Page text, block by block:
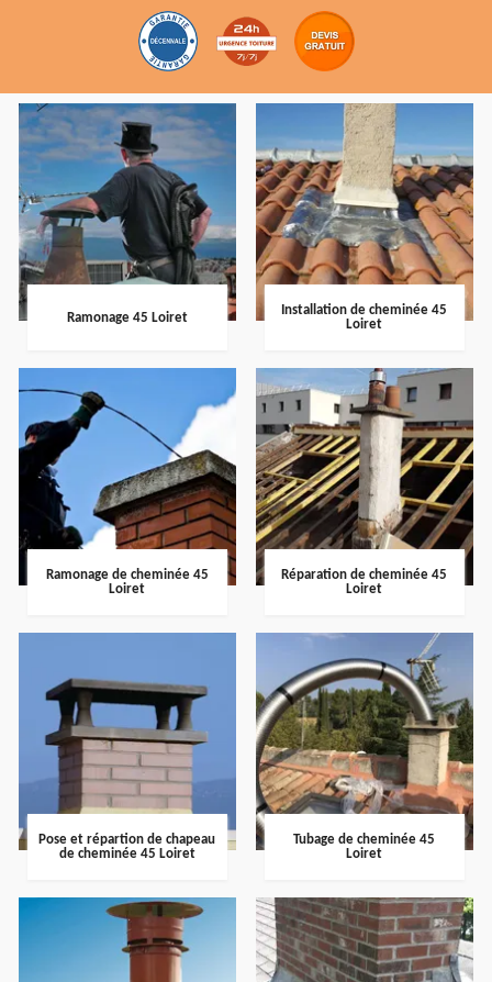
Ramonage 45 Loiret
Installation de cheminée 45
Loiret
Ramonage de cheminée 45
Loiret
Réparation de cheminée 45
Loiret
Pose et répartion de chapeau
de cheminée 45 Loiret
Tubage de cheminée 45
Loiret